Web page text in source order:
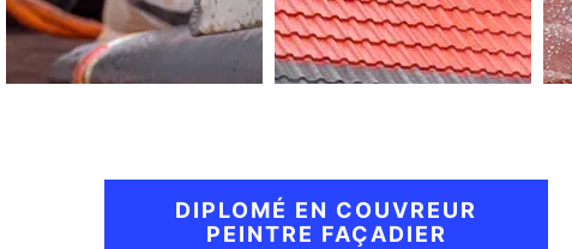
DIPLOMÉ EN COUVREUR
PEINTRE FAÇADIER